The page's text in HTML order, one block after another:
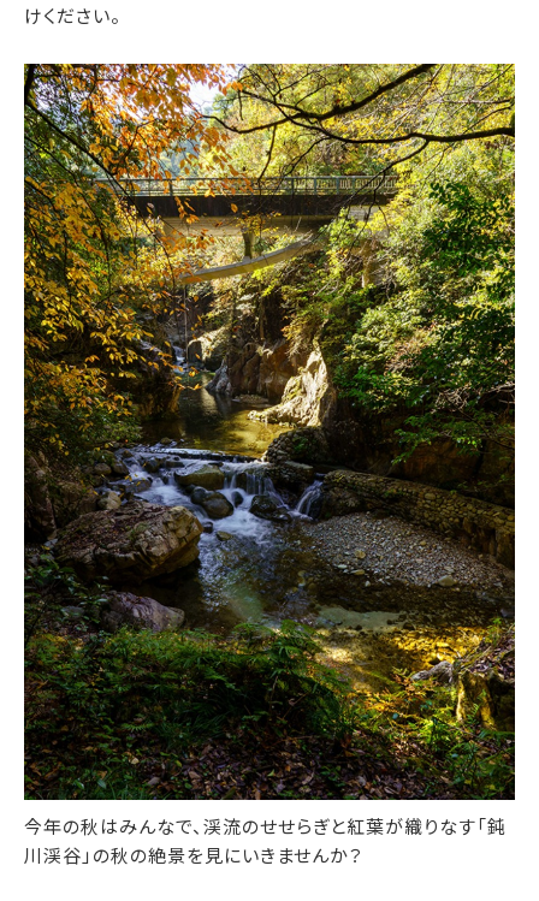
けください。
今年の秋はみんなで、渓流のせせらぎと紅葉が織りなす「鈍
川渓谷」の秋の絶景を見にいきませんか？